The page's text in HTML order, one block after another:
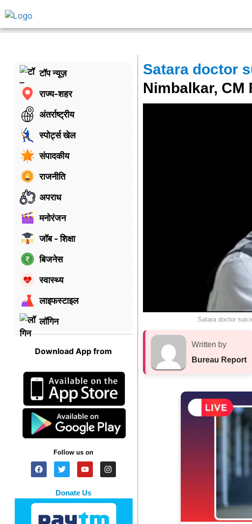
टॉप न्यूज़
राज्य-शहर
अंतर्राष्ट्रीय
स्पोर्ट्स खेल
संपादकीय
राजनीति
अपराध
मनोरंजन
जॉब - शिक्षा
बिजनेस
स्वास्थ्य
लाइफस्टाइल
लॉगिन
Download App from
Follow us on
Donate Us
Satara doctor
Nimbalkar, CM
Satara doctor
Written by
Bureau Report